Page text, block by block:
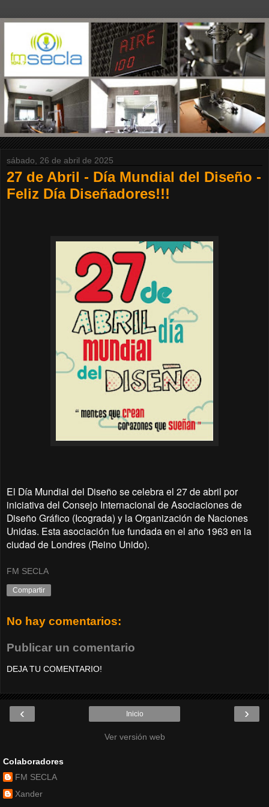
sábado, 26 de abril de 2025
27 de Abril - Día Mundial del Diseño -
Feliz Día Diseñadores!!!
El Día Mundial del Diseño se celebra el 27 de abril por
iniciativa del Consejo Internacional de Asociaciones de
Diseño Gráfico (Icograda) y la Organización de Naciones
Unidas. Esta asociación fue fundada en el año 1963 en la
ciudad de Londres (Reino Unido).
FM SECLA
Compartir
No hay comentarios:
Publicar un comentario
DEJA TU COMENTARIO!
‹ ›
Inicio
Ver versión web
Colaboradores
FM SECLA
Xander